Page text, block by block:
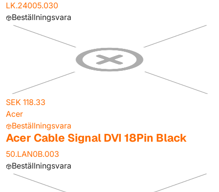
LK.24005.030
Beställningsvara
SEK 118.33
Acer
Beställningsvara
Acer Cable Signal DVI 18Pin Black
50.LAN0B.003
Beställningsvara